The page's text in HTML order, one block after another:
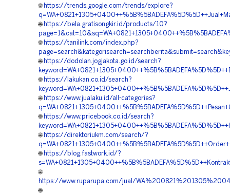
🌐 https://trends.google.com/trends/explore?
🌐 https://bela.gratisongkir.id/products/10?
🌐 https://tanilink.com/index.php?
🌐 https://dodolan.jogjakota.go.id/search?
🌐 https://lakukan.co.id/search?
🌐 https://www.jualaku.id/all-categories?
🌐 https://www.pricebook.co.id/search?
🌐 https://direktoriukm.com/search/?
🌐 https://blog.fastwork.id/?
🌐
https://www.ruparupa.com/jual/
🌐